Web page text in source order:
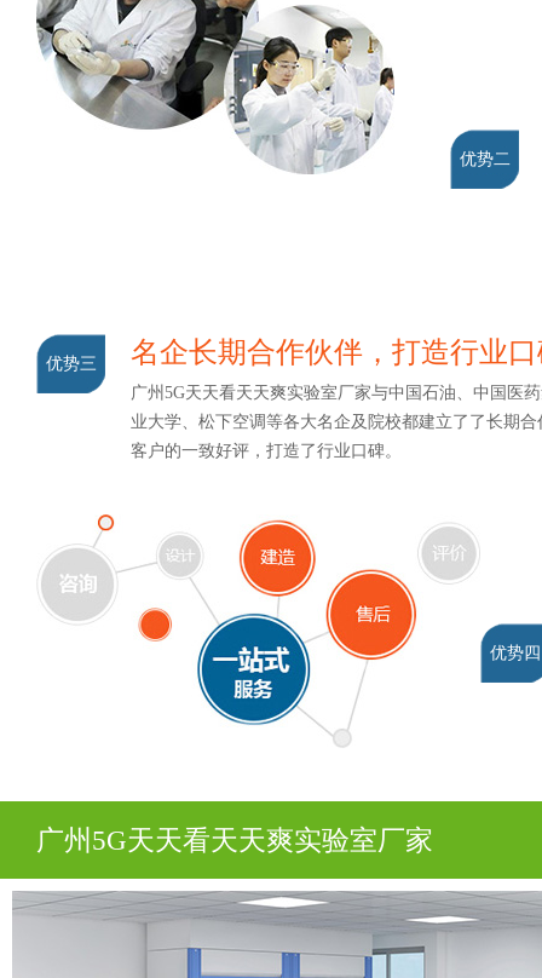
优势二
优势三 名企长期合作伙伴，打造行业
广州5G天天看天天爽实验室厂家与中国石油、中国医药集
业大学、松下空调等各大名企及院校都建立了了长期合作
客户的一致好评，打造了行业口碑。
优势四
广州5G天天看天天爽实验室厂家